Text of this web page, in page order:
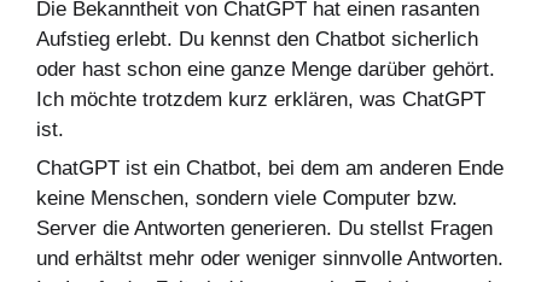
Die Bekanntheit von ChatGPT hat einen rasanten
Aufstieg erlebt. Du kennst den Chatbot sicherlich
oder hast schon eine ganze Menge darüber gehört.
Ich möchte trotzdem kurz erklären, was ChatGPT
ist.
ChatGPT ist ein Chatbot, bei dem am anderen Ende
keine Menschen, sondern viele Computer bzw.
Server die Antworten generieren. Du stellst Fragen
und erhältst mehr oder weniger sinnvolle Antworten.